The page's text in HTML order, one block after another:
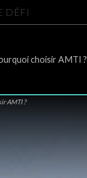
DÉFI
choisir AMTI ?
AMTI ?